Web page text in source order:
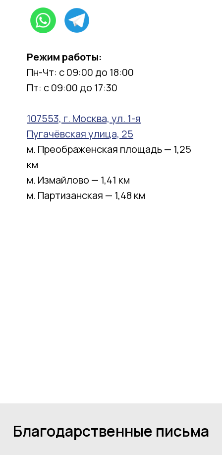
Режим работы:
Пн-Чт: с 09:00 до 18:00
Пт: c 09:00 до 17:30
107553, г. Москва, ул. 1-я
Пугачёвская улица, 25
м. Преображенская площадь — 1,25
км
м. Измайлово — 1,41 км
м. Партизанская — 1,48 км
Благодарственные письма